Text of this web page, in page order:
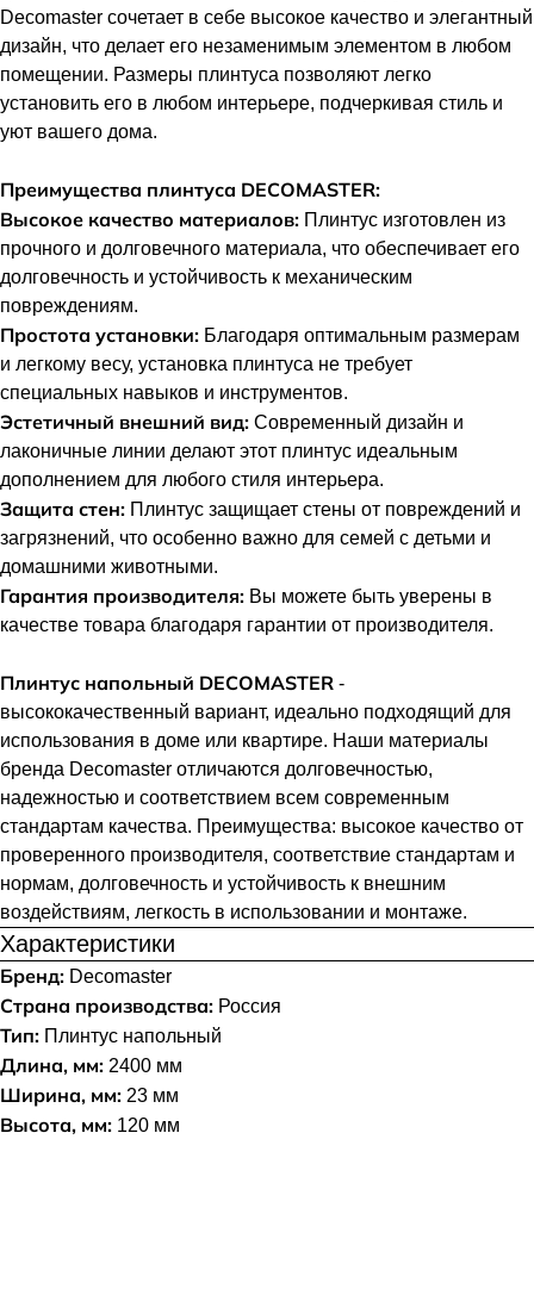
Decomaster сочетает в себе высокое качество и элегантный
дизайн, что делает его незаменимым элементом в любом
помещении. Размеры плинтуса позволяют легко
установить его в любом интерьере, подчеркивая стиль и
уют вашего дома.
Преимущества плинтуса DECOMASTER:
Высокое качество материалов: Плинтус изготовлен из
прочного и долговечного материала, что обеспечивает его
долговечность и устойчивость к механическим
повреждениям.
Простота установки: Благодаря оптимальным размерам
и легкому весу, установка плинтуса не требует
специальных навыков и инструментов.
Эстетичный внешний вид: Современный дизайн и
лаконичные линии делают этот плинтус идеальным
дополнением для любого стиля интерьера.
Защита стен: Плинтус защищает стены от повреждений и
загрязнений, что особенно важно для семей с детьми и
домашними животными.
Гарантия производителя: Вы можете быть уверены в
качестве товара благодаря гарантии от производителя.
Плинтус напольный DECOMASTER -
высококачественный вариант, идеально подходящий для
использования в доме или квартире. Наши материалы
бренда Decomaster отличаются долговечностью,
надежностью и соответствием всем современным
стандартам качества. Преимущества: высокое качество от
проверенного производителя, соответствие стандартам и
нормам, долговечность и устойчивость к внешним
воздействиям, легкость в использовании и монтаже.
Характеристики
Бренд: Decomaster
Страна производства: Россия
Тип: Плинтус напольный
Длина, мм: 2400 мм
Ширина, мм: 23 мм
Высота, мм: 120 мм